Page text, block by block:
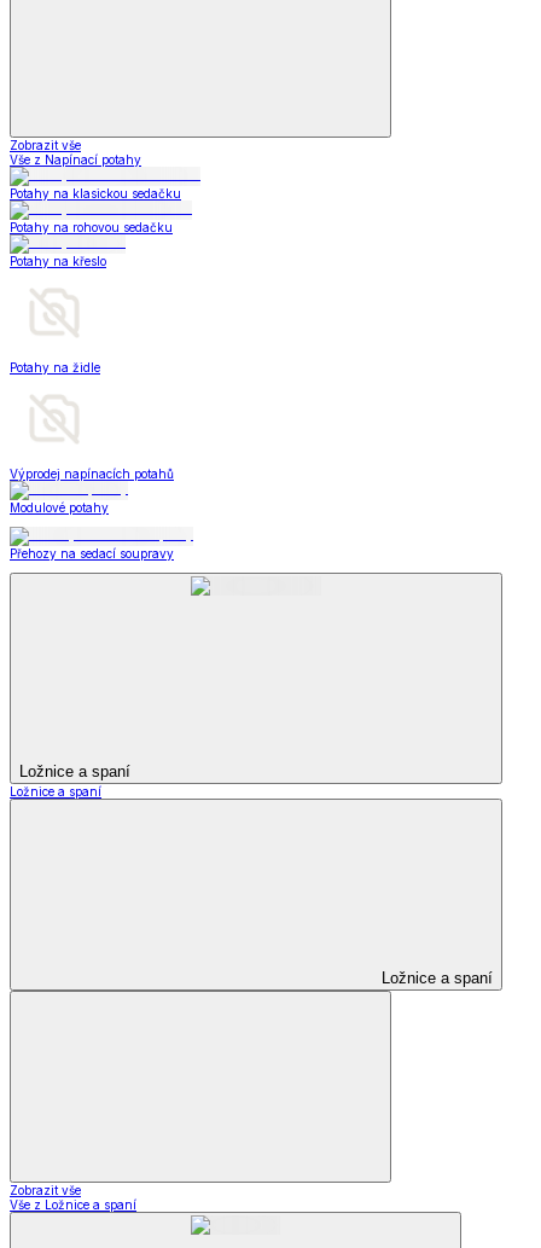
Zobrazit vše
Vše z Napínací potahy
Potahy na klasickou sedačku
Potahy na rohovou sedačku
Potahy na křeslo
Potahy na židle
Výprodej napínacích potahů
Modulové potahy
Přehozy na sedací soupravy
Ložnice a spaní
Ložnice a spaní
Ložnice a spaní
Zobrazit vše
Vše z Ložnice a spaní